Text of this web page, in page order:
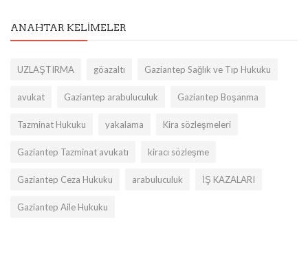
ANAHTAR KELIMELER
UZLAŞTIRMA göazaltı Gaziantep Sağlık ve Tıp Hukuku
avukat Gaziantep arabuluculuk Gaziantep Boşanma
Tazminat Hukuku yakalama Kira sözleşmeleri
Gaziantep Tazminat avukatı kiracı sözleşme
Gaziantep Ceza Hukuku arabuluculuk İŞ KAZALARI
Gaziantep Aile Hukuku